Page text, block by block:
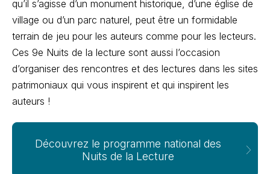
qu’il s’agisse d’un monument historique, d’une église de
village ou d’un parc naturel, peut être un formidable
terrain de jeu pour les auteurs comme pour les lecteurs.
Ces 9e Nuits de la lecture sont aussi l’occasion
d’organiser des rencontres et des lectures dans les sites
patrimoniaux qui vous inspirent et qui inspirent les
auteurs !
Découvrez le programme national des
Nuits de la Lecture